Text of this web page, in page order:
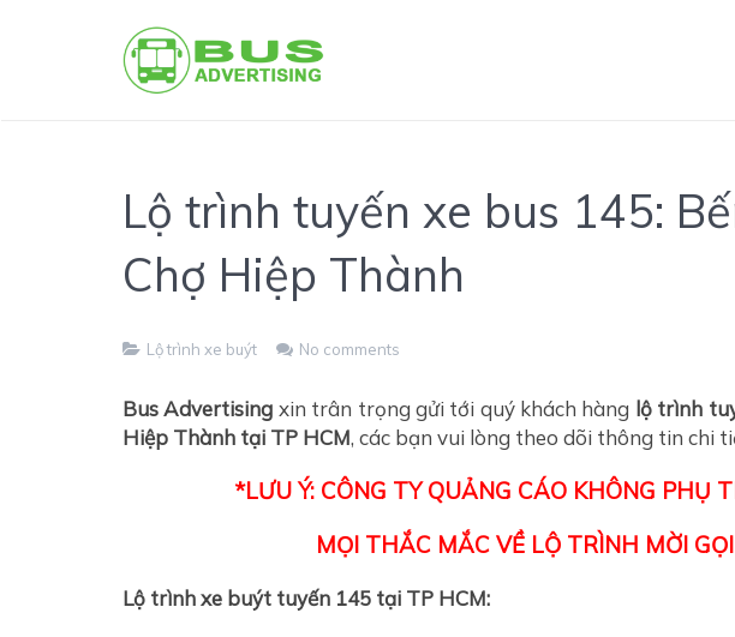
Lộ trình tuyến xe bus 145:
Chợ Hiệp Thành
Lộ trình xe buýt No comments
Bus Advertising xin trân trọng gửi tới quý khách hàng lộ trình
Hiệp Thành tại TP HCM, các bạn vui lòng theo dõi thông tin chi
*LƯU Ý: CÔNG TY QUẢNG CÁO KHÔNG PHỤ
MỌI THẮC MẮC VỀ LỘ TRÌNH MỜI
Lộ trình xe buýt tuyến 145 tại TP HCM: